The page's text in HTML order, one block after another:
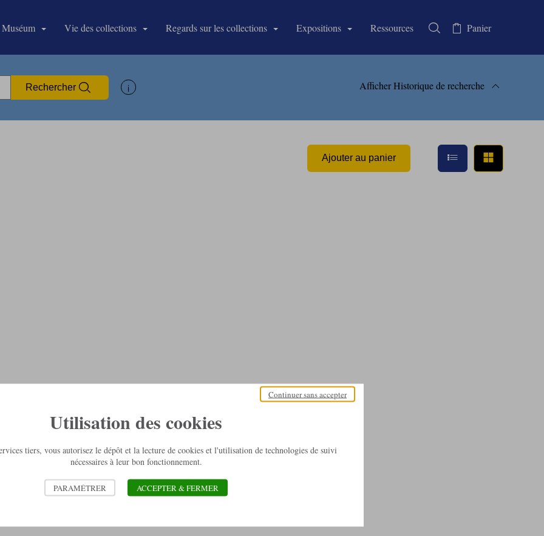
Vie des collections Regards sur les collections Expositions Ressources Rechercher dans la
Panier
Rechercher Afficher les informations d'aide à la recherche AfficherHistorique de recherche
Ajouter au panier Afficher en mode
Utilisation des cookies
tiers, vous autorisez le dépôt et la lecture de cookies et l'utilisation de technologies de suivi
nécessaires à leur bon fonctionnement.
Continuer sans accepter
PARAMÉTRER ACCEPTER & FERMER